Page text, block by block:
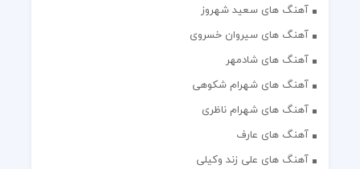
آهنگ های سعید شهروز
آهنگ های سیروان خسروی
آهنگ های شادمهر
آهنگ های شهرام شکوهی
آهنگ های شهرام ناظری
آهنگ های عارف
آهنگ های علی زند وکیلی